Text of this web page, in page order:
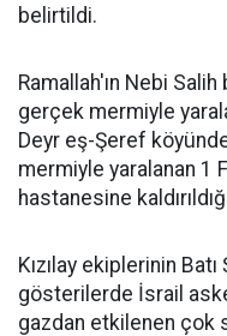
belirtildi.
Ramallah'ın Nebi
gerçek mermiyle
Deyr eş-Şeref
mermiyle yaralanan 1
hastanesine
Kızılay ekiplerinin
gösterilerde İsrail
gazdan etkilenen çok